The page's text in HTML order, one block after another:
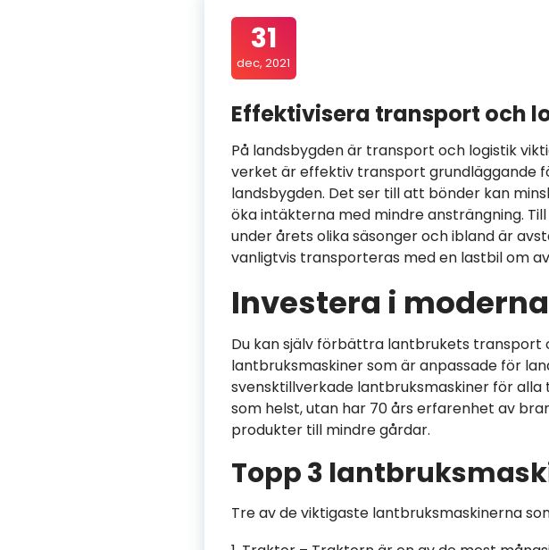
31
dec, 2021
Effektivisera transport och
På landsbygden är transport och logistik
verket är effektiv transport grundläggande
landsbygden. Det ser till att bönder kan
öka intäkterna med mindre ansträngning.
under årets olika säsonger och ibland är
vanligtvis transporteras med en lastbil om
Investera i
Du kan själv förbättra lantbrukets transport
lantbruksmaskiner som är anpassade för
svensktillverkade lantbruksmaskiner för
som helst, utan har 70 års erfarenhet av
produkter till mindre gårdar.
Topp 3
Tre av de viktigaste lantbruksmaskinerna